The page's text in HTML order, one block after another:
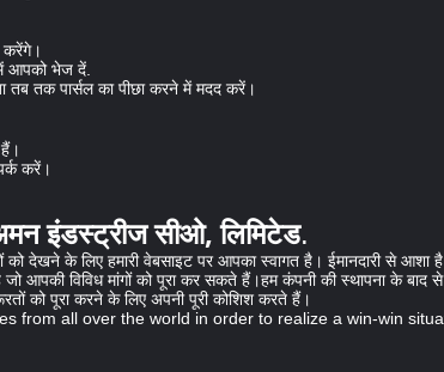
करेंगे।
आपको भेज दें.
तक पार्सल का पीछा करने में मदद करें।
करें।
इंडस्ट्रीज सीओ, लिमिटेड.
देखने के लिए हमारी वेबसाइट पर आपका स्वागत है। ईमानदारी से आशा
आपकी विविध मांगों को पूरा कर सकते हैं।हम कंपनी की स्थापना के
को पूरा करने के लिए अपनी पूरी कोशिश करते हैं।
from all over the world in order to realize a win-win